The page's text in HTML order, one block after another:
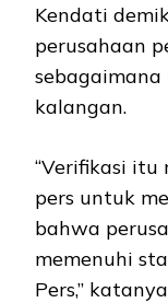
Kendati
perusahaan
sebagaimana
kalangan.
“Verifikasi itu
pers untuk
bahwa
memenuhi
Pers,”